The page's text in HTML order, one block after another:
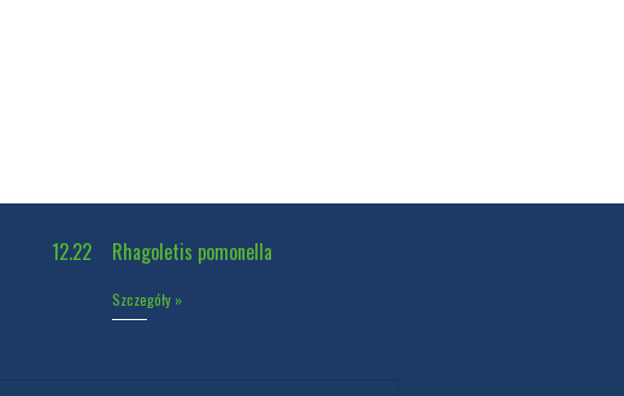
12.22 Rhagoletis pomonella
Szczegóły »